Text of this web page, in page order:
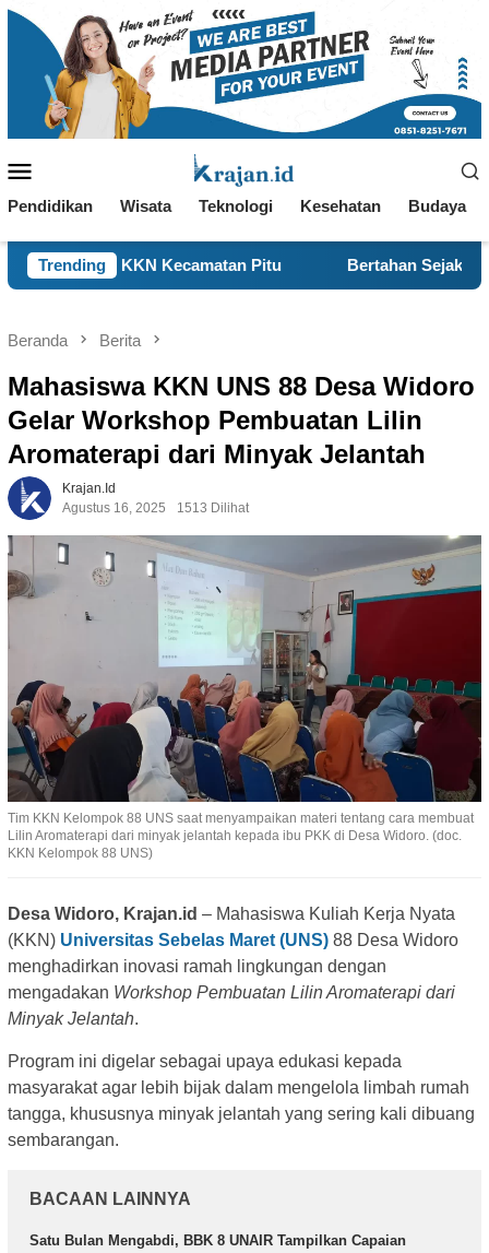
Loncat
Mobile
Pendidikan Wisata Teknologi Kesehatan Budaya
Trending
Kecamatan Pitu Bertahan Sejak 1977, BBK 8
Beranda Berita
Mahasiswa KKN UNS 88 Desa Widoro
Gelar Workshop Pembuatan Lilin
Aromaterapi dari Minyak Jelantah
Krajan.id
Agustus 16, 2025
1513 Dilihat
Tim KKN Kelompok 88 UNS saat menyampaikan materi tentang cara membuat
Lilin Aromaterapi dari minyak jelantah kepada ibu PKK di Desa Widoro. (doc.
KKN Kelompok 88 UNS)
Desa Widoro, Krajan.id – Mahasiswa Kuliah Kerja Nyata
(KKN) Universitas Sebelas Maret (UNS) 88 Desa Widoro
menghadirkan inovasi ramah lingkungan dengan
mengadakan Workshop Pembuatan Lilin Aromaterapi dari
Minyak Jelantah.
Program ini digelar sebagai upaya edukasi kepada
masyarakat agar lebih bijak dalam mengelola limbah rumah
tangga, khususnya minyak jelantah yang sering kali dibuang
sembarangan.
BACAAN LAINNYA
Satu Bulan Mengabdi, BBK 8 UNAIR Tampilkan Capaian